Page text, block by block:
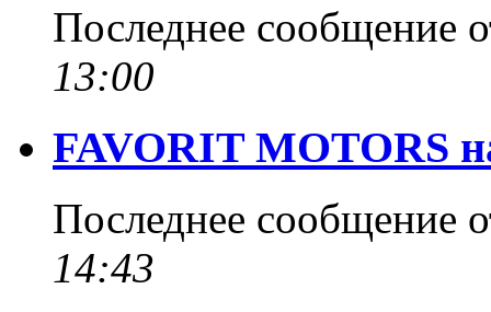
Последнее сообщение
13:00
FAVORIT MOTORS
Последнее сообщение
14:43